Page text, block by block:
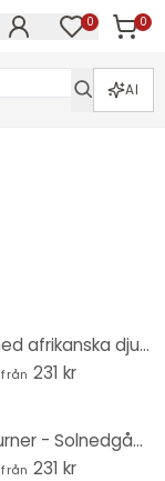
0 0
AI
Poster med afrikanska djur i djungeln - Kikki Belle - Rund
från 231 kr
Poster Turner - Solnedgång över en sjö - Rund
från 231 kr